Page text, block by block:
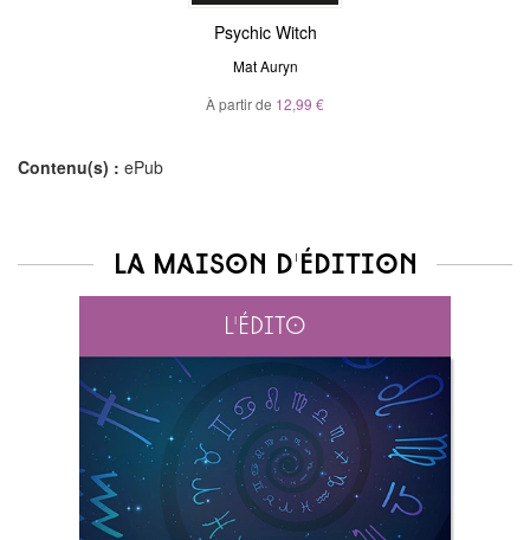
Psychic Witch
Mat Auryn
À partir de 12,99 €
Contenu(s) : ePub
La maison d'édition
L'édito